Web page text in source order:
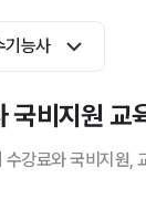
기능사
국비지원
강료와 국비지원,